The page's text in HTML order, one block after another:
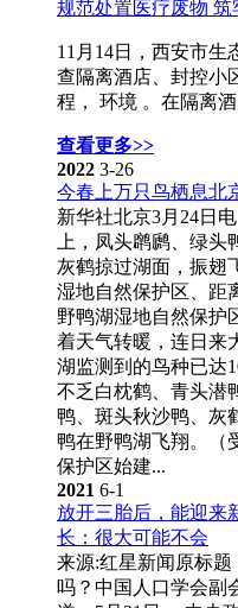
规范处置医疗废物 筑
11月14日，西安市
查隔离酒店、封控小
程， 环境 。在隔
查看更多>>
2022 3-26
今春上万只鸟栖息北
新华社北京3月24日
上，凤头䴙䴘、绿
灰鹤掠过湖面，
湿地自然保护区
野鸭湖湿地自然保护区
着天气转暖，连日来
湖监测到的鸟种已达
不乏白枕鹤、青头
鸭、斑头秋沙鸭
鸭在野鸭湖飞翔。
保护区始建...
2021 6-1
放开三胎后，能迎来
长：很大可能不会
来源:红星新闻原标题
吗？中国人口学会